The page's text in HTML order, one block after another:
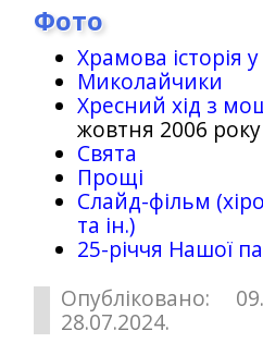
Фото
Храмова історія
Миколайчики
Хресний хід з
жовтня 2006 року
Свята
Прощі
Слайд-фільм
та ін.)
25-рiччя Нашої
Опубліковано:
28.07.2024.